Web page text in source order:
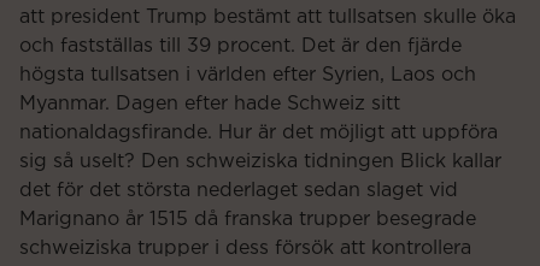
att president Trump bestämt att tullsatsen skulle öka
och fastställas till 39 procent. Det är den fjärde
högsta tullsatsen i världen efter Syrien, Laos och
Myanmar. Dagen efter hade Schweiz sitt
nationaldagsfirande. Hur är det möjligt att uppföra
sig så uselt? Den schweiziska tidningen Blick kallar
det för det största nederlaget sedan slaget vid
Marignano år 1515 då franska trupper besegrade
schweiziska trupper i dess försök att kontrollera